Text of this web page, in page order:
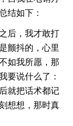
结如下：
后，我才敢打
颤抖的，心里
如我所愿，那
要说什么了：
就把话术都记
想想，那时真